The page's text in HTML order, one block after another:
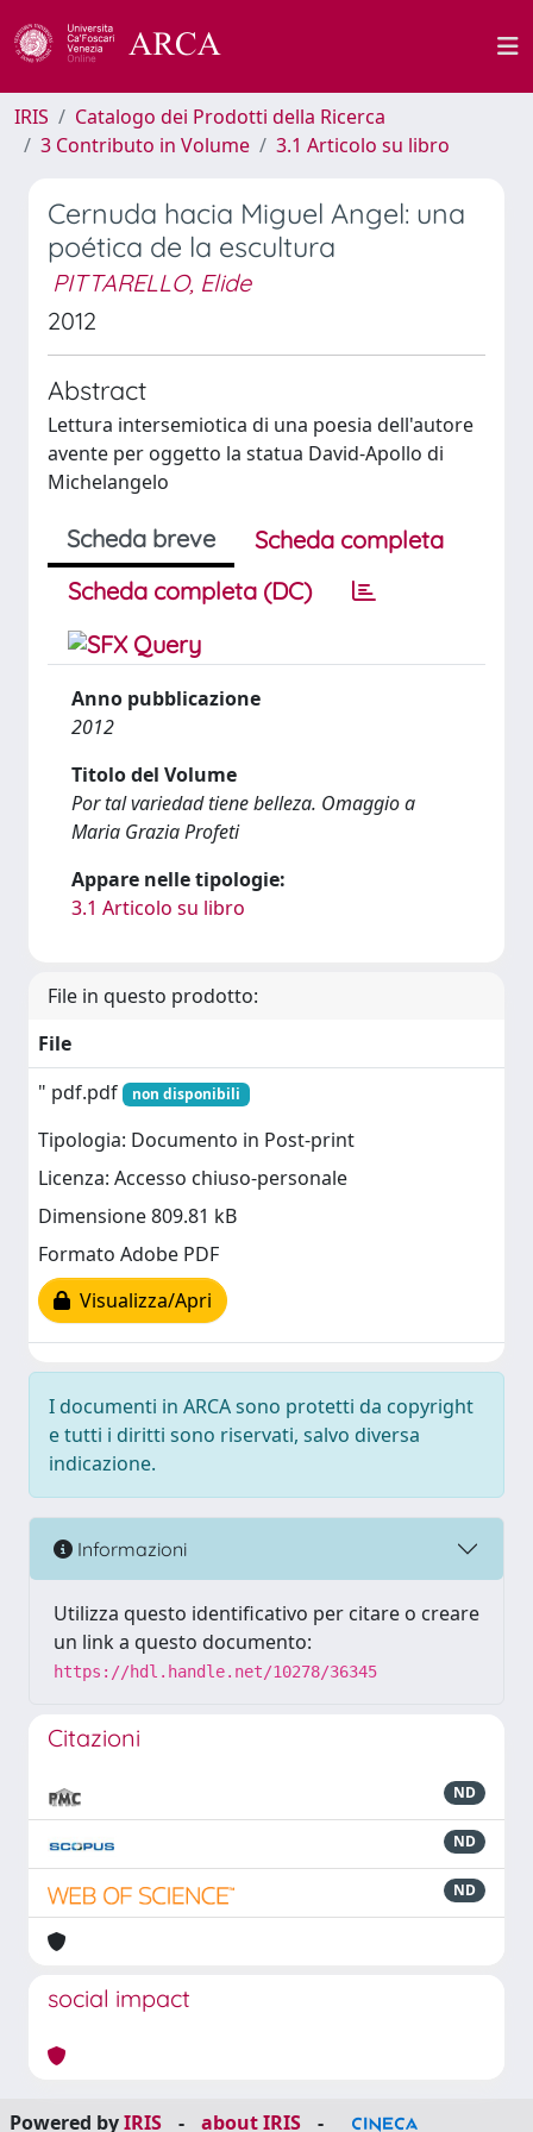
IRIS
Catalogo dei Prodotti della Ricerca
3 Contributo in Volume
3.1 Articolo su libro
Cernuda hacia Miguel Angel: una
poética de la escultura
PITTARELLO, Elide
2012
Abstract
Lettura intersemiotica di una poesia dell'autore
avente per oggetto la statua David-Apollo di
Michelangelo
Scheda breve
Scheda completa
Scheda completa (DC)
Anno pubblicazione
2012
Titolo del Volume
Por tal variedad tiene belleza. Omaggio a
Maria Grazia Profeti
Appare nelle tipologie:
3.1 Articolo su libro
File in questo prodotto:
File
" pdf.pdf
non disponibili
Tipologia: Documento in Post-print
Licenza: Accesso chiuso-personale
Dimensione 809.81 kB
Formato Adobe PDF
Visualizza/Apri
I documenti in ARCA sono protetti da copyright
e tutti i diritti sono riservati, salvo diversa
indicazione.
Informazioni
Utilizza questo identificativo per citare o creare
un link a questo documento:
https://hdl.handle.net/10278/36345
Citazioni
ND
ND
ND
social impact
Powered byIRIS - about IRIS -